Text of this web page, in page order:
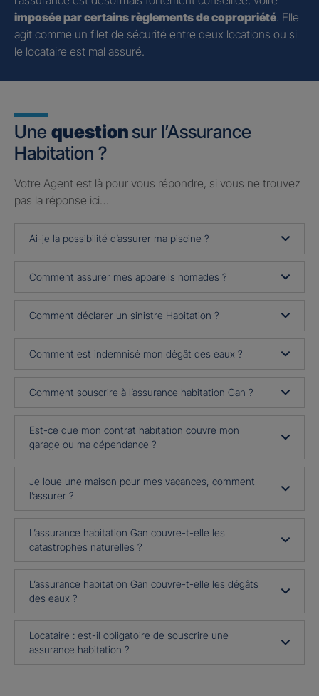
imposée par certains règlements de copropriété. Elle
agit comme un filet de sécurité entre deux locations ou si
le locataire est mal assuré.
Une question sur l’Assurance
Habitation ?
Votre Agent est là pour vous répondre, si vous ne trouvez
pas la réponse ici…
Ai-je la possibilité d’assurer ma piscine ?
Comment assurer mes appareils nomades ?
Comment déclarer un sinistre Habitation ?
Comment est indemnisé mon dégât des eaux ?
Comment souscrire à l’assurance habitation Gan ?
Est-ce que mon contrat habitation couvre mon
garage ou ma dépendance ?
Je loue une maison pour mes vacances, comment
l’assurer ?
L’assurance habitation Gan couvre-t-elle les
catastrophes naturelles ?
L’assurance habitation Gan couvre-t-elle les dégâts
des eaux ?
Locataire : est-il obligatoire de souscrire une
assurance habitation ?